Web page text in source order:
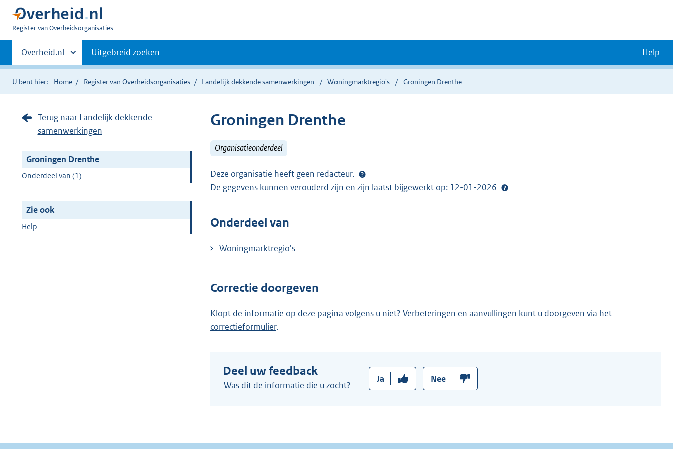
U
Register van Overheidsorganisaties
Primaire
navigatie
Andere
sites
binnen
Overheid.nl Uitgebreid zoeken Help
U bent hier: Home Register van Overheidsorganisaties Landelijk dekkende samenwerkingen Woningmarktregio's Groningen Drenthe
Terug naar Landelijk dekkende
samenwerkingen
Groningen Drenthe
Onderdeel van (1)
Zie ook
Help
Groningen Drenthe
Organisatieonderdeel
Deze organisatie heeft geen redacteur.
De gegevens kunnen verouderd zijn en zijn laatst bijgewerkt op: 12-01-2026
Onderdeel van
Woningmarktregio's
Correctie doorgeven
Klopt de informatie op deze pagina volgens u niet? Verbeteringen en aanvullingen kunt u doorgeven via het
correctieformulier.
Deel uw feedback
Was dit de informatie die u zocht?
Ja Nee